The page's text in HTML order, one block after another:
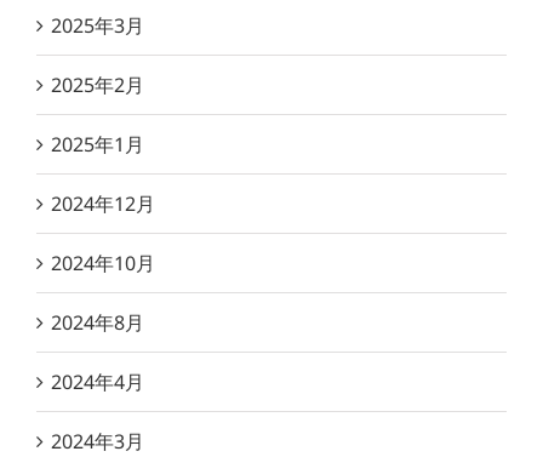
2025年3月
2025年2月
2025年1月
2024年12月
2024年10月
2024年8月
2024年4月
2024年3月